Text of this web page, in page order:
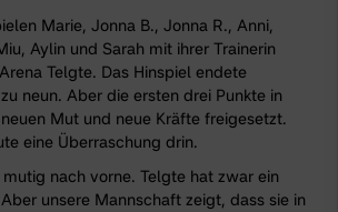
Marie, Jonna B., Jonna R., Anni,
Aylin und Sarah mit ihrer Trainerin
Telgte. Das Hinspiel endete
neun. Aber die ersten drei Punkte in
Mut und neue Kräfte freigesetzt.
eine Überraschung drin.
nach vorne. Telgte hat zwar ein
unsere Mannschaft zeigt, dass sie in